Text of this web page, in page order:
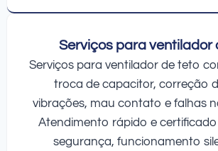
Serviços para ventilador
Serviços para ventilador de teto
troca de capacitor, correção
vibrações, mau contato e falhas
Atendimento rápido e
segurança, funcionamento